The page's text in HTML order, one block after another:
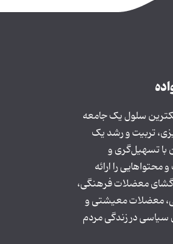
سلول یک جامعه
تربیت و رشد یک
با تسهیل‌گری و
را ارائه
معضلات فرهنگی،
معضلات معیشتی و
در زندگی مردم